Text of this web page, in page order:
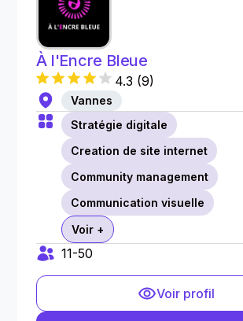
À l'Encre Bleue
4.3 (9)
Vannes
Stratégie digitale
Creation de site internet
Community management
Communication visuelle
Voir +
11-50
Voir profil